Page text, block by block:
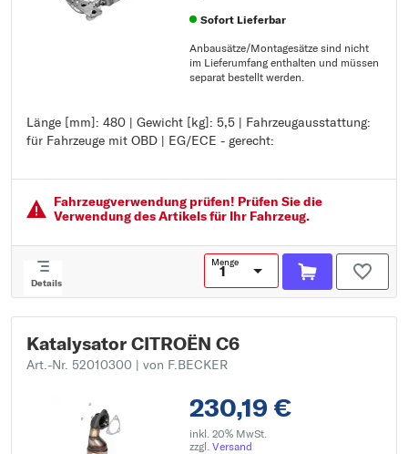
Sofort Lieferbar
Anbausätze/Montagesätze sind nicht
im Lieferumfang enthalten und müssen
separat bestellt werden.
Länge [mm]: 480 | Gewicht [kg]: 5,5 | Fahrzeugausstattung:
für Fahrzeuge mit OBD | EG/ECE - gerecht:
Länge [mm]: 480
Gewicht [kg]: 5,5
EG/ECE - gerecht:
Fahrzeugver­wendung prüfen! Prüfen Sie die
Verwendung des Artikels für Ihr Fahrzeug.
Details
Menge
Katalysator CITROËN C6
Art.-Nr. 52010300 | von F.BECKER
230,19 €
inkl. 20% MwSt.
zzgl. Versand